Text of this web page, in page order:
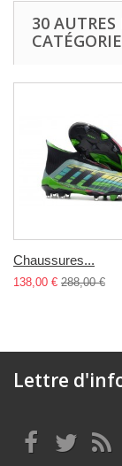
30
Chaussures...
138,00 € 288,00 €
Lettre